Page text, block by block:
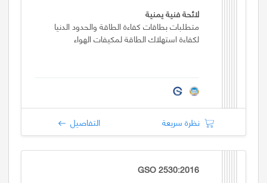
لائحة فنية يمنية
متطلبات بطاقات كفاءة الطاقة والحدود الدنيا
لكفاءة استهلاك الطاقة لمكيفات الهواء
نظرة سريعة التفاصيل
GSO 2530:2016